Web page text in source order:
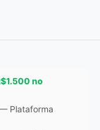
no
Plataforma